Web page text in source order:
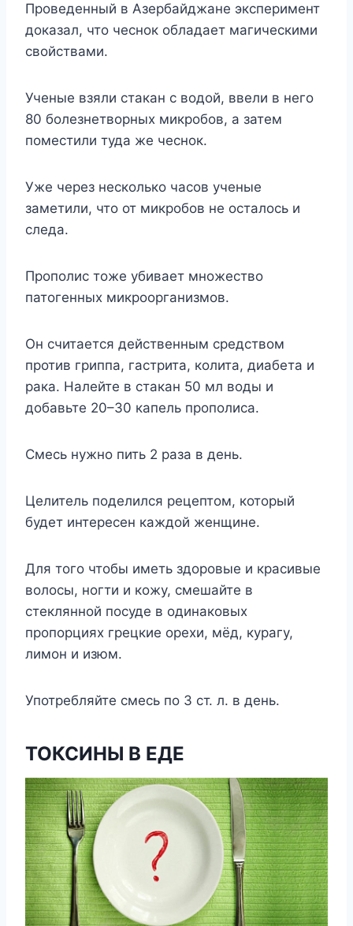
Проведенный в Азербайджане эксперимент
доказал, что чеснок обладает магическими
свойствами.
Ученые взяли стакан с водой, ввели в него
80 болезнетворных микробов, а затем
поместили туда же чеснок.
Уже через несколько часов ученые
заметили, что от микробов не осталось и
следа.
Прополис тоже убивает множество
патогенных микроорганизмов.
Он считается действенным средством
против гриппа, гастрита, колита, диабета и
рака. Налейте в стакан 50 мл воды и
добавьте 20–30 капель прополиса.
Смесь нужно пить 2 раза в день.
Целитель поделился рецептом, который
будет интересен каждой женщине.
Для того чтобы иметь здоровые и красивые
волосы, ногти и кожу, смешайте в
стеклянной посуде в одинаковых
пропорциях грецкие орехи, мёд, курагу,
лимон и изюм.
Употребляйте смесь по 3 ст. л. в день.
ТОКСИНЫ В ЕДЕ